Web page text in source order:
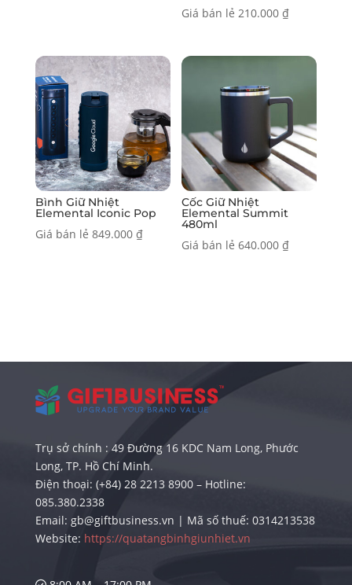
Giá bán lẻ210.000₫
Bình Giữ Nhiệt
Elemental Iconic Pop
Giá bán lẻ 849.000 ₫
Cốc Giữ Nhiệt
Elemental Summit
480ml
Giá bán lẻ640.000₫
Trụ sở chính : 49 Đường 16 KDC Nam Long, Phước
Long, TP. Hồ Chí Minh.
Điện thoại: (+84) 28 2213 8900 – Hotline:
085.380.2338
Email: gb@giftbusiness.vn | Mã số thuế: 0314213538
Website: https://quatangbinhgiunhiet.vn